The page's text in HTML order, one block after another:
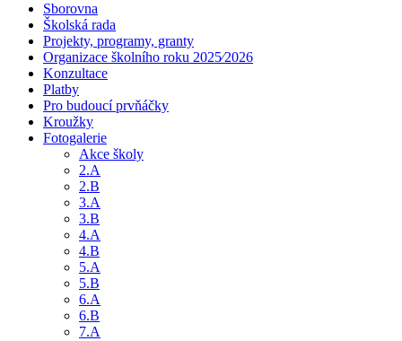
Sborovna
Školská rada
Projekty, programy, granty
Organizace školního roku 2025⁄2026
Konzultace
Platby
Pro budoucí prvňáčky
Kroužky
Fotogalerie
Akce školy
2.A
2.B
3.A
3.B
4.A
4.B
5.A
5.B
6.A
6.B
7.A